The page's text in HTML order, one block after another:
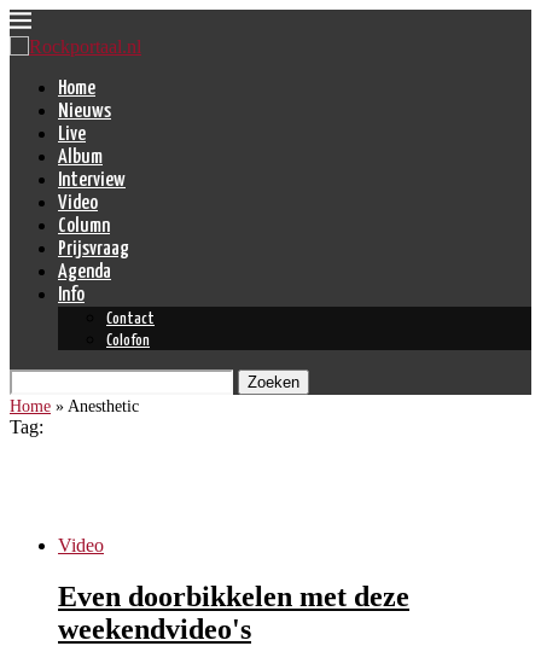
Home
Nieuws
Live
Album
Interview
Video
Column
Prijsvraag
Agenda
Info
Contact
Colofon
Zoeken
Home » Anesthetic
Tag:
Video
Even doorbikkelen met deze
weekendvideo's